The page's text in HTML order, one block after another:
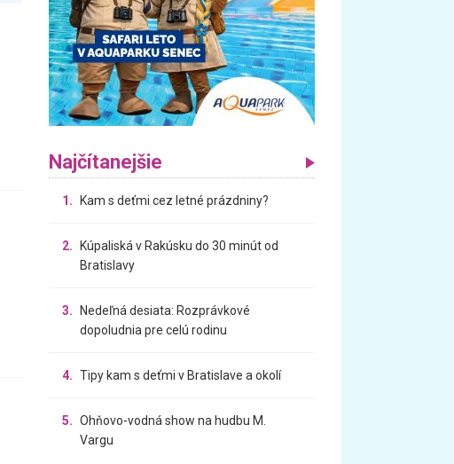
Najčítanejšie
1. Kam s deťmi cez letné prázdniny?
2.
Kúpaliská v Rakúsku do 30 minút od
Bratislavy
3.
Nedeľná desiata: Rozprávkové
dopoludnia pre celú rodinu
4. Tipy kam s deťmi v Bratislave a okolí
5. Ohňovo-vodná show na hudbu M.
Vargu